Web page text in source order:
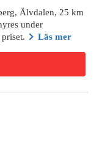
Älvdalen, 25 km
under
Läs mer